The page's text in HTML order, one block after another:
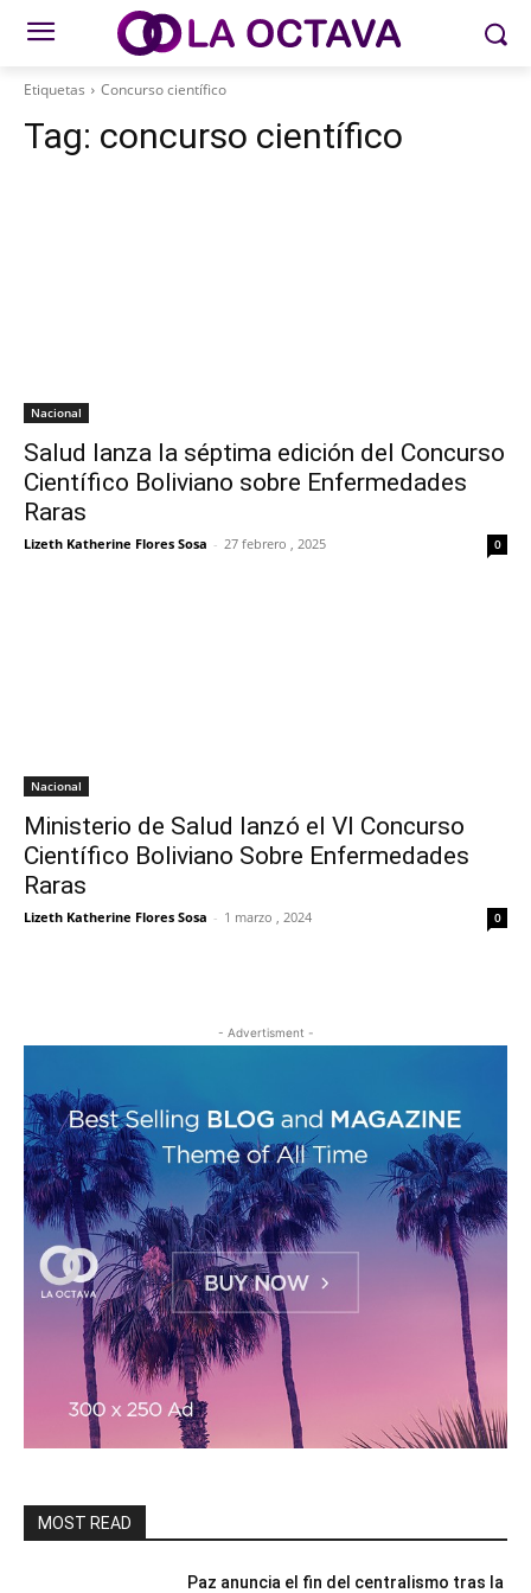
Etiquetas Concurso científico
Tag: concurso científico
Nacional
Salud lanza la séptima edición del Concurso
Científico Boliviano sobre Enfermedades
Raras
Lizeth Katherine Flores Sosa - 27 febrero , 2025 0
Nacional
Ministerio de Salud lanzó el VI Concurso
Científico Boliviano Sobre Enfermedades
Raras
Lizeth Katherine Flores Sosa - 1 marzo , 2024 0
- Advertisment -
MOST READ
Paz anuncia el fin del centralismo tras la